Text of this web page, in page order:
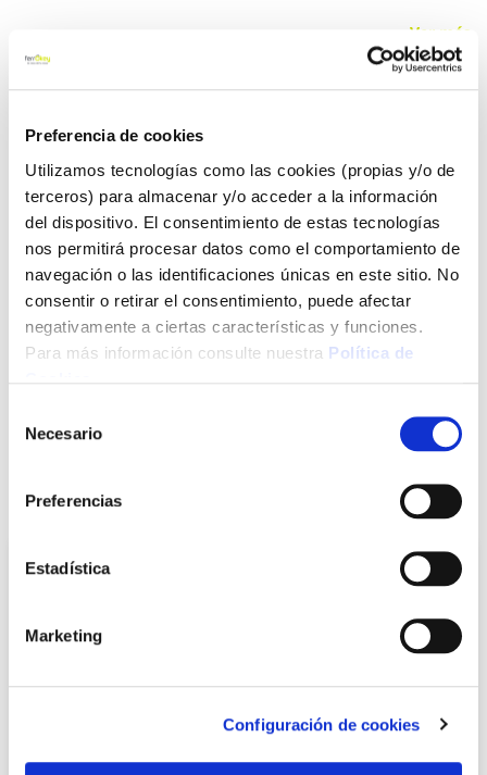
Preferencia de cookies
Utilizamos tecnologías como las cookies (propias y/o de
terceros) para almacenar y/o acceder a la información
del dispositivo. El consentimiento de estas tecnologías
nos permitirá procesar datos como el comportamiento de
navegación o las identificaciones únicas en este sitio. No
consentir o retirar el consentimiento, puede afectar
negativamente a ciertas características y funciones.
Para más información consulte nuestra Política de
Necesario
Preferencias
Estadística
Marketing
Configuración de cookies
Ver más
29,80 €
Añadir al carrito
Click&Collect - Recogida gratis
en nuestras tiendas
Envío a domicilio:
5 días hábiles
También te puede interesar